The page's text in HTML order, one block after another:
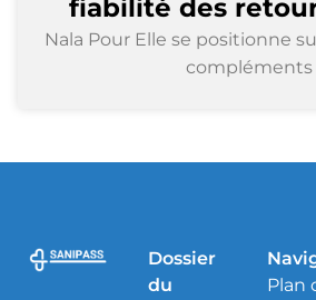
fiabilité des
Nala Pour Elle se positionne
compléments
Dossier
du
Plan